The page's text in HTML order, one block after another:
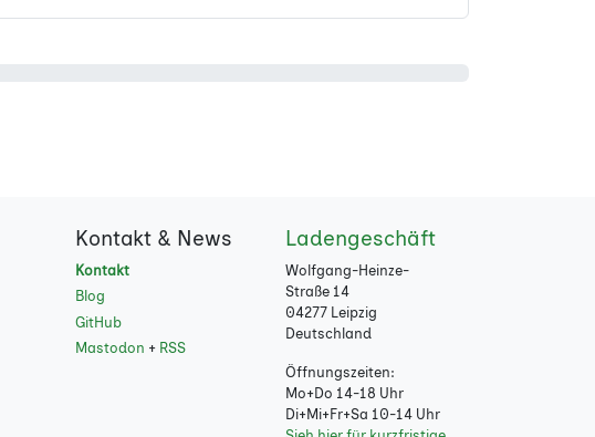
Kontakt & News
Kontakt
Blog
GitHub
Mastodon + RSS
Ladengeschäft
Wolfgang-Heinze-
Straße 14
04277 Leipzig
Deutschland
Öffnungszeiten:
Mo+Do 14-18 Uhr
Di+Mi+Fr+Sa 10-14 Uhr